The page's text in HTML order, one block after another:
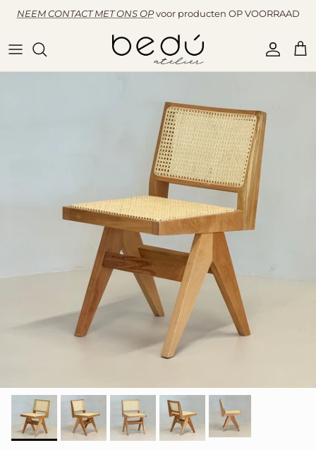
Overslaan naar inhoud
NEEM CONTACT MET ONS OPvoor producten OP VOORRAAD
Account